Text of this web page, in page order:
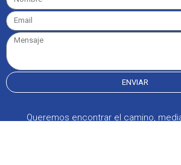
ENVIAR
Queremos encontrar el camino,